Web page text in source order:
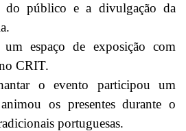
do público e a divulgação da
espaço de exposição com
CRIT.
o evento participou um
os presentes durante o
portuguesas.